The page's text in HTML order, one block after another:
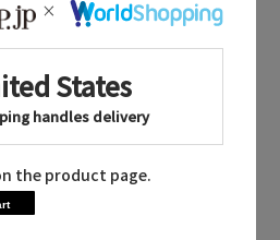
ンドのアイテム
ゴリのアイテム